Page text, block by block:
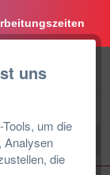
uns
um die
Analysen
die